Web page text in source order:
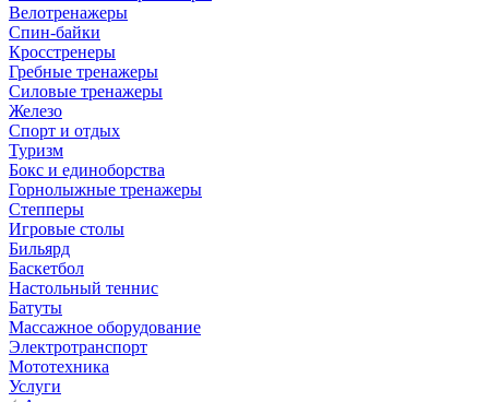
Велотренажеры
Спин-байки
Кросстренеры
Гребные тренажеры
Силовые тренажеры
Железо
Спорт и отдых
Туризм
Бокс и единоборства
Горнолыжные тренажеры
Степперы
Игровые столы
Бильярд
Баскетбол
Настольный теннис
Батуты
Массажное оборудование
Электротранспорт
Мототехника
Услуги